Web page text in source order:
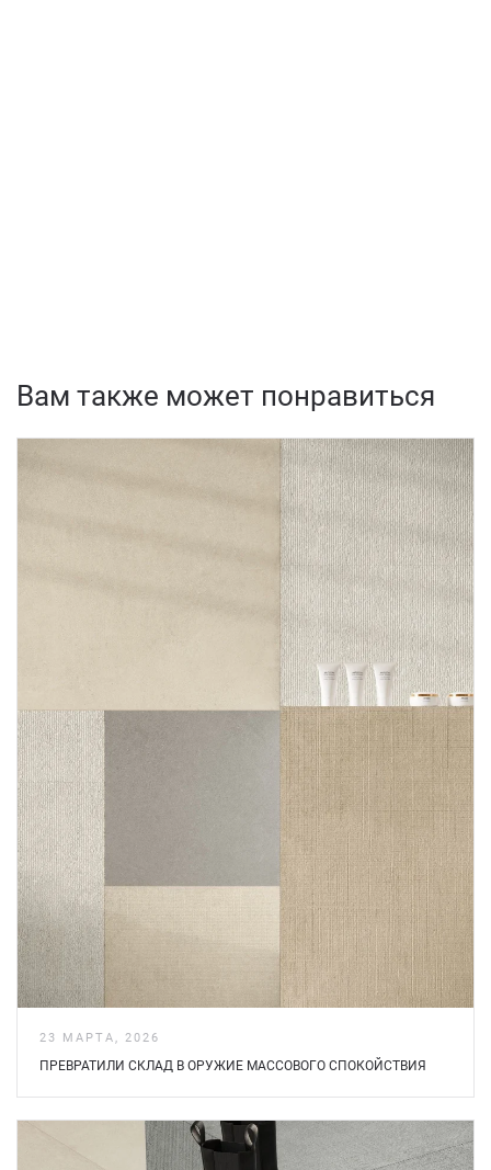
Вам также может понравиться
23 МАРТА, 2026
ПРЕВРАТИЛИ СКЛАД В ОРУЖИЕ МАССОВОГО СПОКОЙСТВИЯ